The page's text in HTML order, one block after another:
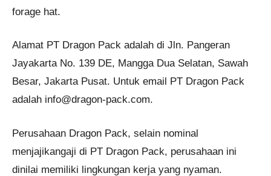
forage hat.
Alamat PT Dragon Pack adalah di Jln. Pangeran
Jayakarta No. 139 DE, Mangga Dua Selatan, Sawah
Besar, Jakarta Pusat. Untuk email PT Dragon Pack
adalah info@dragon-pack.com.
Perusahaan Dragon Pack, selain nominal
menjajikangaji di PT Dragon Pack, perusahaan ini
dinilai memiliki lingkungan kerja yang nyaman.